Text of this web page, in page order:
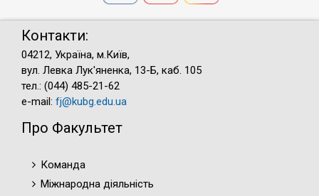
Контакти:
04212, Україна, м.Київ,
вул. Левка Лук'яненка, 13-Б, каб. 105
тел.: (044) 485-21-62
e-mail: fj@kubg.edu.ua
Про Факультет
Команда
Міжнародна діяльність